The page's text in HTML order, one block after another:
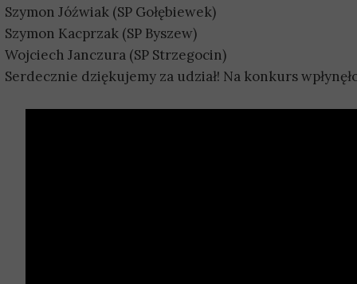
Szymon Jóźwiak (SP Gołębiewek)
Szymon Kacprzak (SP Byszew)
Wojciech Janczura (SP Strzegocin)
Serdecznie dziękujemy za udział! Na konkurs